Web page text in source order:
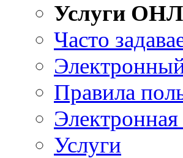
Услуги
Часто
Правила
Услуги